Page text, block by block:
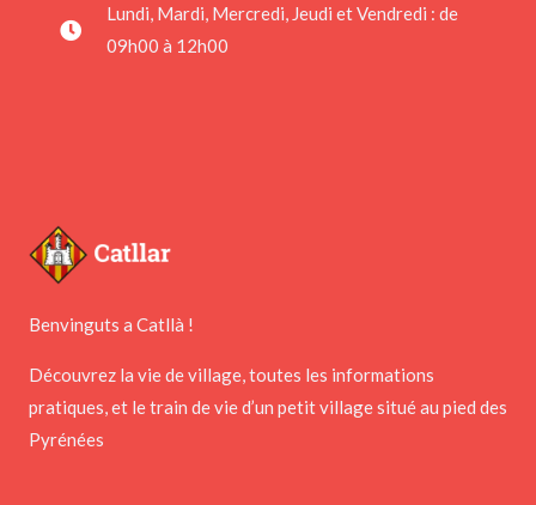
Benvinguts a Catllà !
Découvrez la vie de village, toutes les informations
pratiques, et le train de vie d’un petit village situé au pied des
Pyrénées
Lundi, Mardi, Mercredi, Jeudi et Vendredi : de
09h00 à 12h00